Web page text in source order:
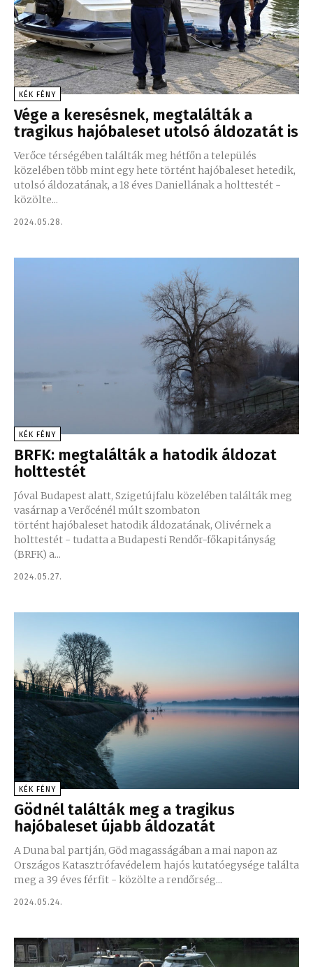
KÉK FÉNY
Vége a keresésnek, megtalálták a
tragikus hajóbaleset utolsó áldozatát is
Verőce térségében találták meg hétfőn a település
közelében több mint egy hete történt hajóbaleset hetedik,
utolsó áldozatának, a 18 éves Daniellának a holttestét -
közölte...
2024.05.28.
KÉK FÉNY
BRFK: megtalálták a hatodik áldozat
holttestét
Jóval Budapest alatt, Szigetújfalu közelében találták meg
vasárnap a Verőcénél múlt szombaton
történt hajóbaleset hatodik áldozatának, Olivérnek a
holttestét - tudatta a Budapesti Rendőr-főkapitányság
(BRFK) a...
2024.05.27.
KÉK FÉNY
Gödnél találták meg a tragikus
hajóbaleset újabb áldozatát
A Duna bal partján, Göd magasságában a mai napon az
Országos Katasztrófavédelem hajós kutatóegysége találta
meg a 39 éves férfit - közölte a rendőrség...
2024.05.24.